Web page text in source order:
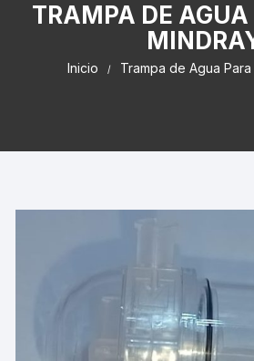
TRAMPA DE
Inicio Trampa de Agua